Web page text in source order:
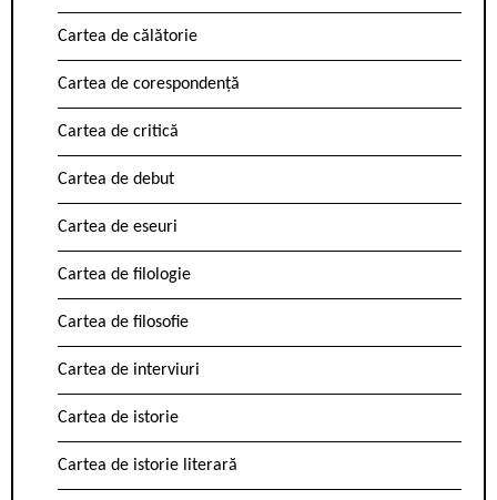
Cartea de călătorie
Cartea de corespondență
Cartea de critică
Cartea de debut
Cartea de eseuri
Cartea de filologie
Cartea de filosofie
Cartea de interviuri
Cartea de istorie
Cartea de istorie literară